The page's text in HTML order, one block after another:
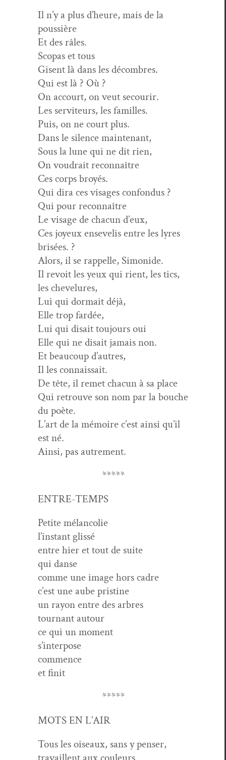
Il n’y a plus d’heure, mais de la
poussière
Et des râles.
Sco­pas et tous
Gisent là dans les décombres.
Qui est là ? Où ?
On accourt, on veut secourir.
Les servi­teurs, les familles.
Puis, on ne court plus.
Dans le silence maintenant,
Sous la lune qui ne dit rien,
On voudrait reconnaître
Ces corps broyés.
Qui dira ces vis­ages confondus ?
Qui pour reconnaître
Le vis­age de cha­cun d’eux,
Ces joyeux ensevelis entre les lyres
brisées. ?
Alors, il se rap­pelle, Simonide.
Il revoit les yeux qui rient, les tics,
les chevelures,
Lui qui dor­mait déjà,
Elle trop fardée,
Lui qui dis­ait tou­jours oui
Elle qui ne dis­ait jamais non.
Et beau­coup d’autres,
Il les connaissait.
De tête, il remet cha­cun à sa place
Qui retrou­ve son nom par la bouche
du poète.
L’art de la mémoire c’est ain­si qu’il
est né.
Ain­si, pas autrement.
*****
ENTRE-TEMPS
Petite mélan­col­ie
l’instant glissé
entre hier et tout de suite
qui danse
comme une image hors cadre
c’est une aube pristine
un ray­on entre des arbres
tour­nant autour
ce qui un moment
s’interpose
commence
et finit
*****
MOTS EN L’AIR
Tous les oiseaux, sans y penser,